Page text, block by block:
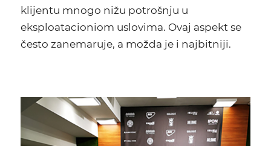
klijentu mnogo nižu potrošnju u
eksploatacioniom uslovima. Ovaj aspekt se
često zanemaruje, a možda je i najbitniji.